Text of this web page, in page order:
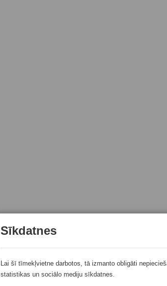
Sīkdatnes
Lai šī tīmekļvietne darbotos, tā izmanto obligāti
statistikas un sociālo mediju sīkdatnes.